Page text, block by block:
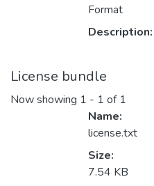
Format
Description:
License bundle
Now showing 1 - 1 of 1
Name:
license.txt
Size:
7.54 KB